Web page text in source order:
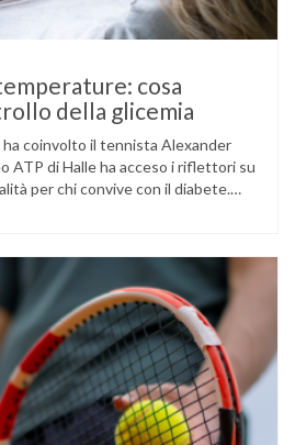
cosa
della glicemia
coinvolto il tennista Alexander
ATP di Halle ha acceso i riflettori su
per chi convive con il diabete.
…